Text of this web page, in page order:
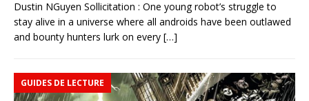
Dustin NGuyen Sollicitation : One young robot’s struggle to
stay alive in a universe where all androids have been outlawed
and bounty hunters lurk on every […]
GUIDES DE LECTURE